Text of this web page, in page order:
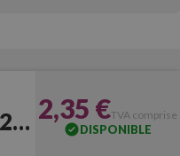
2,35 €TVA comprise
DISPONIBLE